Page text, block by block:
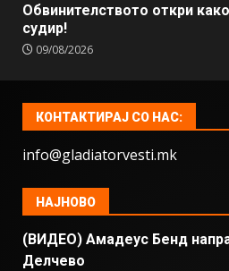
Обвинителството откри
судир!
09/08/2026
КОНТАКТИРАЈ СО НАС:
info@gladiatorvesti.mk
НАЈНОВО
(ВИДЕО) Амадеус Бенд
Делчево